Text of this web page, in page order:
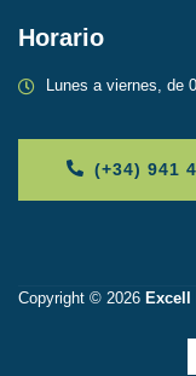
Horario
Lunes a viernes, de
(+34) 941
Copyright © 2026 Excell